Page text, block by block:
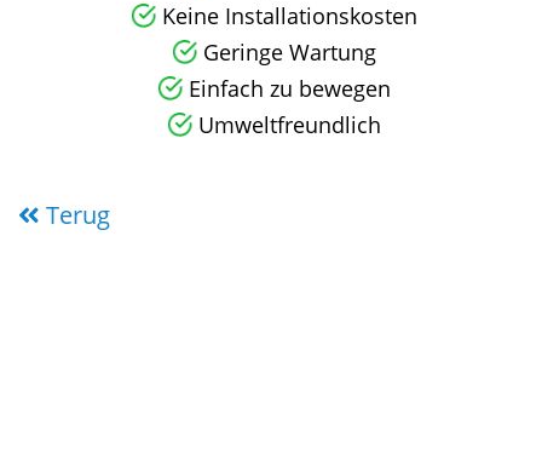
Keine Installationskosten
Geringe Wartung
Einfach zu bewegen
Umweltfreundlich
Terug